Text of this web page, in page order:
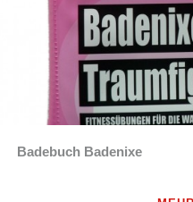
Badebuch Badenixe